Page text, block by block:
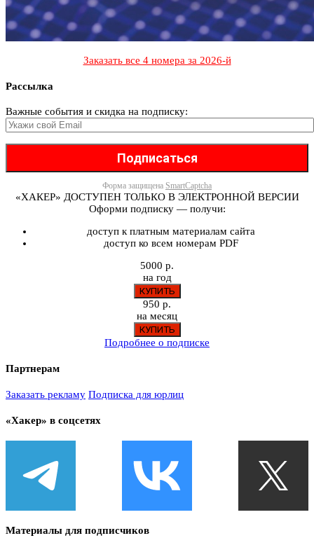
Заказать все 4 номера за 2026-й
Рассылка
Важные события и скидка на подписку:
Форма защищена SmartCaptcha
«ХАКЕР» ДОСТУПЕН ТОЛЬКО В ЭЛЕКТРОННОЙ ВЕРСИИ
Оформи подписку — получи:
доступ к платным материалам сайта
доступ ко всем номерам PDF
5000 р.
на год
950 р.
на месяц
Подробнее о подписке
Партнерам
Заказать рекламу Подписка для юрлиц
«Хакер» в соцсетях
Материалы для подписчиков